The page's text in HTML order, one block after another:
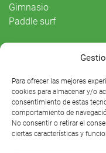
Para ofrecer las mejores
cookies para almacenar y/o
consentimiento de estas
comportamiento de
No consentir o retirar el
ciertas características y
Gimnasio
Paddle surf
Agenda